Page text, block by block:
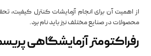
از اهمیت آن برای انجام آزمایشات کنترل کیفیت،
محصولات در صنایع مختلف نیز باید نام برد.
رفراکتومتر آزمایشگاهی